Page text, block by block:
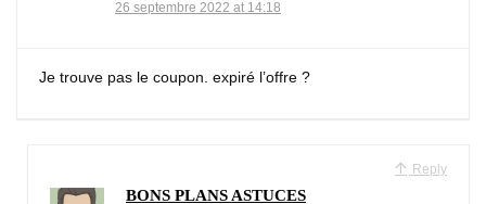
26 septembre 2022 at 14:18
Je trouve pas le coupon. expiré l’offre ?
Reply
BONS PLANS ASTUCES